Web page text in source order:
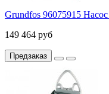
Grundfos 96075915
149 464 руб
Предзаказ